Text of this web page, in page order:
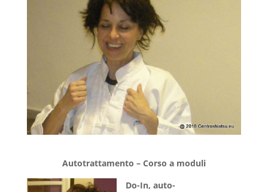
Autotrattamento – Corso a moduli
Do-In, auto-